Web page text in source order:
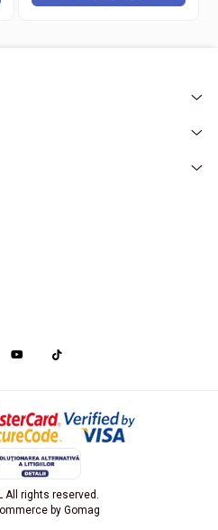
All rights reserved.
by Gomag